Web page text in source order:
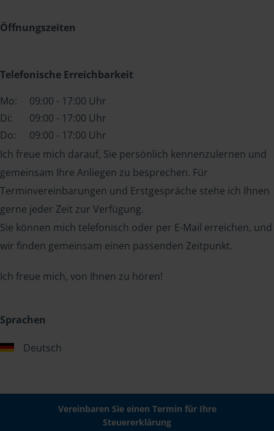
Öffnungszeiten
Telefonische Erreichbarkeit
Mo:
09:00 - 17:00 Uhr
Di:
09:00 - 17:00 Uhr
Do:
09:00 - 17:00 Uhr
Ich freue mich darauf, Sie persönlich kennenzulernen und
gemeinsam Ihre Anliegen zu besprechen. Für
Terminvereinbarungen und Erstgespräche stehe ich Ihnen
gerne jeder Zeit zur Verfügung.
Sie können mich telefonisch oder per E-Mail erreichen, und
wir finden gemeinsam einen passenden Zeitpunkt.
Ich freue mich, von Ihnen zu hören!
Sprachen
Deutsch
Vereinbaren Sie einen Termin für Ihre
Steuererklärung